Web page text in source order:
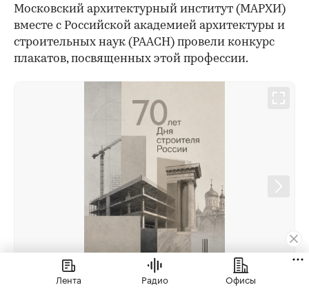
Московский архитектурный институт (МАРХИ)
вместе с Российской академией архитектуры и
строительных наук (РААСН) провели конкурс
плакатов, посвященных этой профессии.
Лента Радио Офисы